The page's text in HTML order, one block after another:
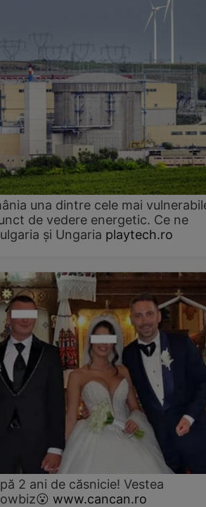
una dintre cele mai
de vedere energetic. Ce ne
și Ungaria playtech.ro
2 ani de căsnicie! Vestea
www.cancan.ro